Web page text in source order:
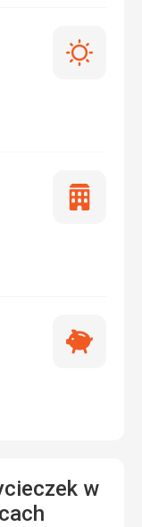
Lato
Tylko
Najlepsza
w